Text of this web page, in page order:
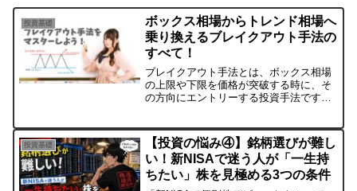
投資基礎
ボックス相場からトレンド相場へ
乗り換えるブレイクアウト手法の
すべて！
ブレイクアウト手法とは、ボックス相場
の上限や下限を価格が突破する時に、そ
の方向にエントリーする投資手法です。
タイミング、適したテクニカル指標やチ
ャートパターンなどを解説します。
投資基礎
【投資の悩み④】銘柄選びが難し
い！新NISAで迷う人が「一生持
ちたい」株を見極める3つの条件